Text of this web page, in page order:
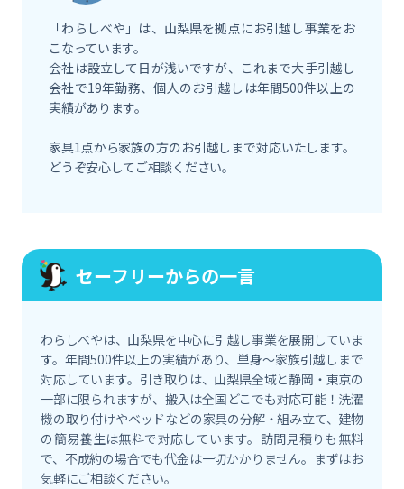
「わらしべや」は、山梨県を拠点にお引越し事業をお
こなっています。
会社は設立して日が浅いですが、これまで大手引越し
会社で19年勤務、個人のお引越しは年間500件以上の
実績があります。
家具1点から家族の方のお引越しまで対応いたします。
どうぞ安心してご相談ください。
セーフリーからの一言
わらしべやは、山梨県を中心に引越し事業を展開していま
す。年間500件以上の実績があり、単身〜家族引越しまで
対応しています。引き取りは、山梨県全域と静岡・東京の
一部に限られますが、搬入は全国どこでも対応可能！洗濯
機の取り付けやベッドなどの家具の分解・組み立て、建物
の簡易養生は無料で対応しています。訪問見積りも無料
で、不成約の場合でも代金は一切かかりません。まずはお
気軽にご相談ください。